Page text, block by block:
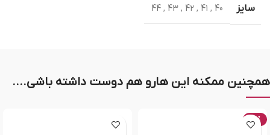
سایز 40
,
41
,
42
,
43
,
44
همچنین ممکنه این هارو هم دوست داشته باشی....
-20%